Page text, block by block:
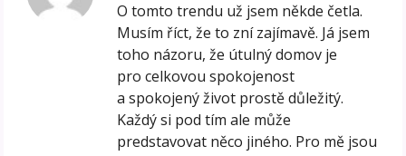
O tomto trendu už jsem někde četla.
Musím říct, že to zní zajímavě. Já jsem
toho názoru, že útulný domov je
pro celkovou spokojenost
a spokojený život prostě důležitý.
Každý si pod tím ale může
predstavovat něco jiného. Pro mě jsou